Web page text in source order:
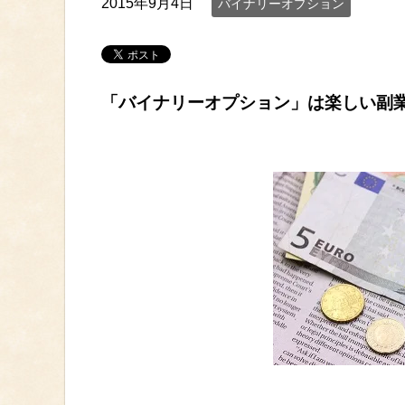
2015年9月4日 バイナリーオプション
「バイナリーオプション」は楽しい副